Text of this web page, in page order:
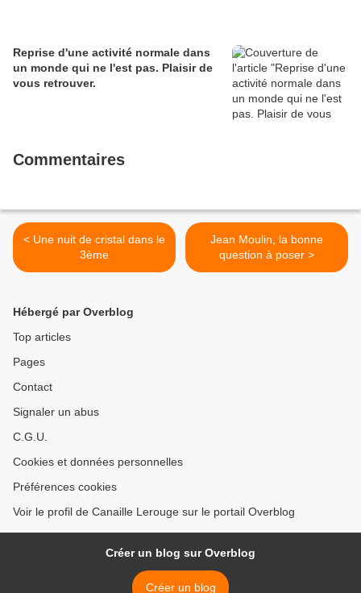
Reprise d'une activité normale dans
un monde qui ne l'est pas. Plaisir de
vous retrouver.
Commentaires
< Une nuit de cristal dans le
3ème
Jean Moulin, la bonne
question à poser >
Hébergé par Overblog
Top articles
Pages
Contact
Signaler un abus
C.G.U.
Cookies et données personnelles
Préférences cookies
Voir le profil de Canaille Lerouge sur le portail Overblog
Créer un blog sur Overblog
Créer un blog